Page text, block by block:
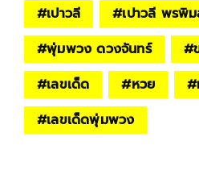
#เปาวลี #เปาวลี พรพิ
#พุ่มพวง ดวงจันทร์ #
#เลขเด็ด #หวย #
#เลขเด็ดพุ่มพวง